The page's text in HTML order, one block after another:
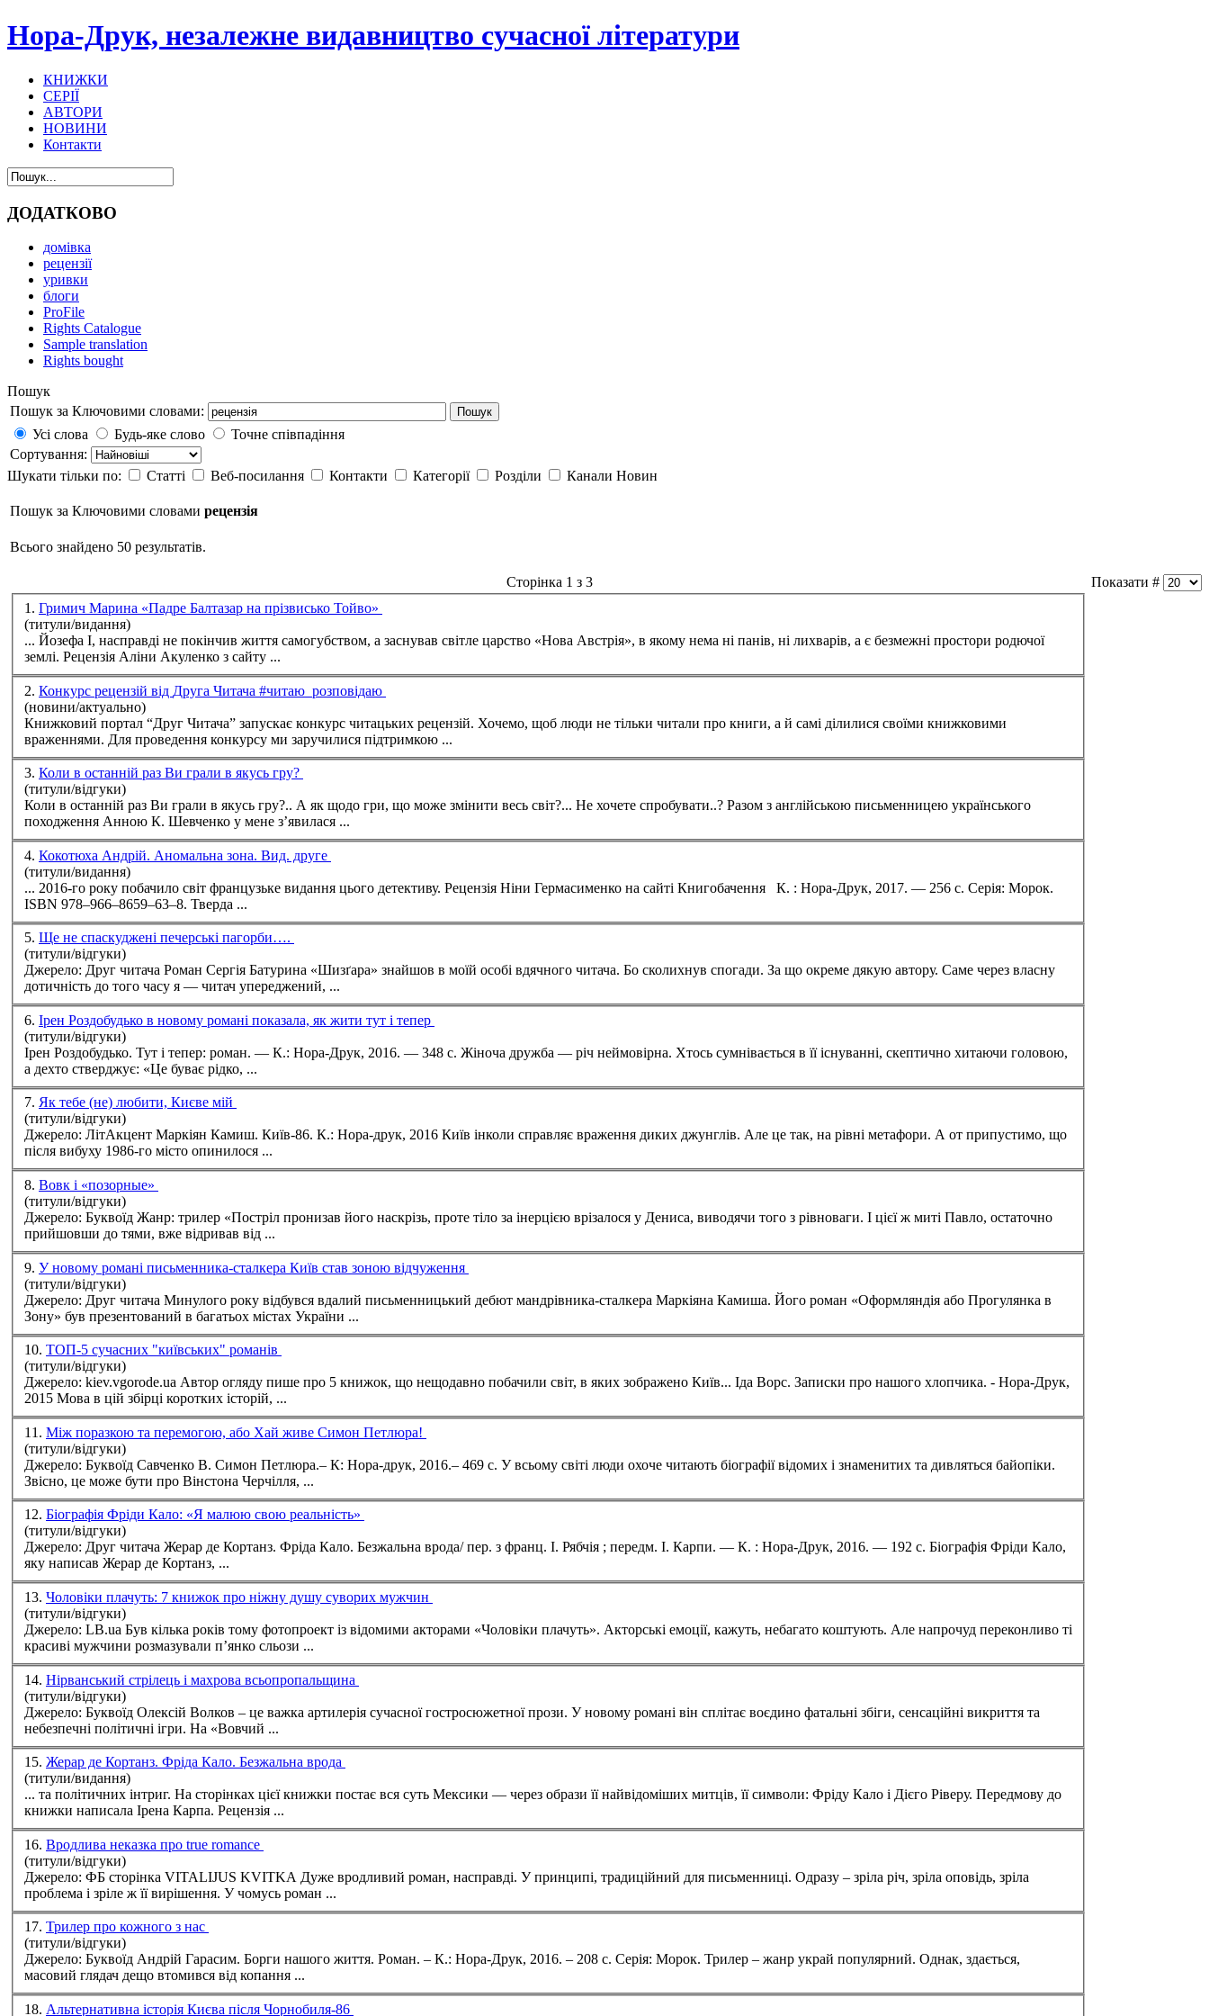
Нора-Друк, незалежне видавництво сучасної літератури
КНИЖКИ
СЕРІЇ
АВТОРИ
НОВИНИ
Контакти
ДОДАТКОВО
домівка
рецензії
уривки
блоги
ProFile
Rights Catalogue
Sample translation
Rights bought
Пошук
Пошук за Ключовими словами:
Пошук
Усі слова Будь-яке слово
Точне співпадіння
Сортування:
Шукати тільки по:
Статті Веб-посилання Контакти Категорії Розділи Канали Новин
Пошук за Ключовими словами рецензія
Всього знайдено 50 результатів.
Показати #
Сторінка 1 з 3
1. Гримич Марина «Падре Балтазар на прізвисько Тойво»
(титули/видання)
... Йозефа І, насправді не покінчив життя самогубством, а заснував світле царство «Нова Австрія», в якому нема ні панів, ні лихварів, а є безмежні простори родючої
землі. Рецензія Аліни Акуленко з сайту ...
2.
Конкурс рецензій від Друга Читача #читаю_розповідаю
(новини/актуально)
Книжковий портал “Друг Читача” запускає конкурс читацьких рецензій. Хочемо, щоб люди не тільки читали про книги, а й самі ділилися своїми книжковими
враженнями. Для проведення конкурсу ми заручилися підтримкою ...
3. Коли в останній раз Ви грали в якусь гру?
(титули/відгуки)
Коли в останній раз Ви грали в якусь гру?.. А як щодо гри, що може змінити весь світ?... Не хочете спробувати..? Разом з англійською письменницею українського
походження Анною К. Шевченко у мене з’явилася ...
4. Кокотюха Андрій. Аномальна зона. Вид. друге
(титули/видання)
... 2016-го року побачило світ французьке видання цього детективу. Рецензія Ніни Гермасименко на сайті Книгобачення К. : Нора-Друк, 2017. — 256 с. Серія: Морок.
ISBN 978–966–8659–63–8. Тверда ...
5. Ще не спаскуджені печерські пагорби….
(титули/відгуки)
Джерело: Друг читача Роман Сергія Батурина «Шизґара» знайшов в моїй особі вдячного читача. Бо сколихнув спогади. За що окреме дякую автору. Саме через власну
дотичність до того часу я — читач упереджений, ...
6. Ірен Роздобудько в новому романі показала, як жити тут і тепер
(титули/відгуки)
Ірен Роздобудько. Тут і тепер: роман. — К.: Нора-Друк, 2016. — 348 с. Жіноча дружба — річ неймовірна. Хтось сумнівається в її існуванні, скептично хитаючи головою,
а дехто стверджує: «Це буває рідко, ...
7. Як тебе (не) любити, Києве мій
(титули/відгуки)
Джерело: ЛітАкцент Маркіян Камиш. Київ-86. К.: Нора-друк, 2016 Київ інколи справляє враження диких джунглів. Але це так, на рівні метафори. А от припустимо, що
після вибуху 1986-го місто опинилося ...
8. Вовк і «позорные»
(титули/відгуки)
Джерело: Буквоїд Жанр: трилер «Постріл пронизав його наскрізь, проте тіло за інерцією врізалося у Дениса, виводячи того з рівноваги. І цієї ж миті Павло, остаточно
прийшовши до тями, вже відривав від ...
9. У новому романі письменника-сталкера Київ став зоною відчуження
(титули/відгуки)
Джерело: Друг читача Минулого року відбувся вдалий письменницький дебют мандрівника-сталкера Маркіяна Камиша. Його роман «Оформляндія або Прогулянка в
Зону» був презентований в багатьох містах України ...
10. ТОП-5 сучасних "київських" романів
(титули/відгуки)
Джерело: kiev.vgorode.ua Автор огляду пише про 5 книжок, що нещодавно побачили світ, в яких зображено Київ... Іда Ворс. Записки про нашого хлопчика. - Нора-Друк,
2015 Мова в цій збірці коротких історій, ...
11. Між поразкою та перемогою, або Хай живе Симон Петлюра!
(титули/відгуки)
Джерело: Буквоїд Савченко В. Симон Петлюра.– К: Нора-друк, 2016.– 469 с. У всьому світі люди охоче читають біографії відомих і знаменитих та дивляться байопіки.
Звісно, це може бути про Вінстона Черчілля, ...
12. Біографія Фріди Кало: «Я малюю свою реальність»
(титули/відгуки)
Джерело: Друг читача Жерар де Кортанз. Фріда Кало. Безжальна врода/ пер. з франц. І. Рябчія ; передм. І. Карпи. — К. : Нора-Друк, 2016. — 192 с. Біографія Фріди Кало,
яку написав Жерар де Кортанз, ...
13. Чоловіки плачуть: 7 книжок про ніжну душу суворих мужчин
(титули/відгуки)
Джерело: LB.ua Був кілька років тому фотопроект із відомими акторами «Чоловіки плачуть». Акторські емоції, кажуть, небагато коштують. Але напрочуд переконливо ті
красиві мужчини розмазували п’янко сльози ...
14. Нірванський стрілець і махрова всьопропальщина
(титули/відгуки)
Джерело: Буквоїд Олексій Волков – це важка артилерія сучасної гостросюжетної прози. У новому романі він сплітає воєдино фатальні збіги, сенсаційні викриття та
небезпечні політичні ігри. На «Вовчий ...
15. Жерар де Кортанз. Фріда Кало. Безжальна врода
(титули/видання)
... та політичних інтриг. На сторінках цієї книжки постає вся суть Мексики — через образи її найвідоміших митців, її символи: Фріду Кало і Дієго Ріверу. Передмову до
книжки написала Ірена Карпа. Рецензія ...
16. Вродлива неказка про true romance
(титули/відгуки)
Джерело: ФБ сторінка VITALIJUS KVITKA Дуже вродливий роман, насправді. У принципі, традиційний для письменниці. Одразу – зріла річ, зріла оповідь, зріла
проблема і зріле ж її вирішення. У чомусь роман ...
17. Трилер про кожного з нас
(титули/відгуки)
Джерело: Буквоїд Андрій Гарасим. Борги нашого життя. Роман. – К.: Нора-Друк, 2016. – 208 с. Серія: Морок. Трилер – жанр украй популярний. Однак, здається,
масовий глядач дещо втомився від копання ...
18. Альтернативна історія Києва після Чорнобиля-86